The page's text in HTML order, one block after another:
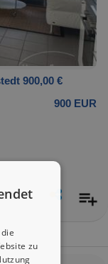
900,00 €
900 EUR
zu